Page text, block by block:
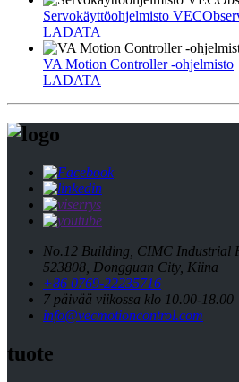
Servokäyttöohjelmisto
LADATA
VA Motion Controller -ohjelmisto
LADATA
No.12 Building, CIMC Industrial
523808, Dongguan City, Kiina
+86 0769-22235716
7 päivää viikossa klo 10.00-18.00
info@vecmotioncontrol.com
tuote